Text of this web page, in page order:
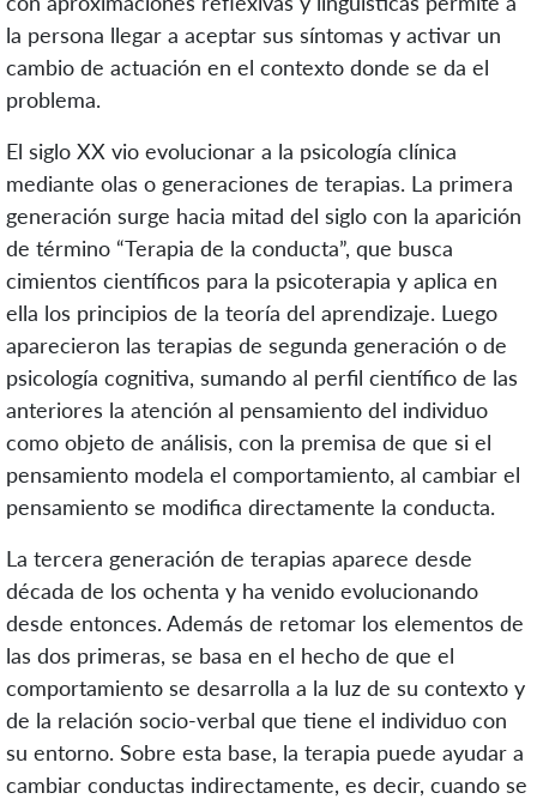
la persona llegar a aceptar sus síntomas y activar un
cambio de actuación en el contexto donde se da el
problema.
El siglo XX vio evolucionar a la psicología clínica
mediante olas o generaciones de terapias. La primera
generación surge hacia mitad del siglo con la aparición
de término “Terapia de la conducta”, que busca
cimientos científicos para la psicoterapia y aplica en
ella los principios de la teoría del aprendizaje. Luego
aparecieron las terapias de segunda generación o de
psicología cognitiva, sumando al perfil científico de las
anteriores la atención al pensamiento del individuo
como objeto de análisis, con la premisa de que si el
pensamiento modela el comportamiento, al cambiar el
pensamiento se modifica directamente la conducta.
La tercera generación de terapias aparece desde
década de los ochenta y ha venido evolucionando
desde entonces. Además de retomar los elementos de
las dos primeras, se basa en el hecho de que el
comportamiento se desarrolla a la luz de su contexto y
de la relación socio-verbal que tiene el individuo con
su entorno. Sobre esta base, la terapia puede ayudar a
cambiar conductas indirectamente, es decir, cuando se